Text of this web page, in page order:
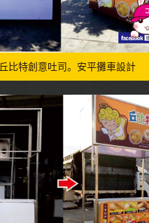
丘比特創意吐司。安平攤車設計